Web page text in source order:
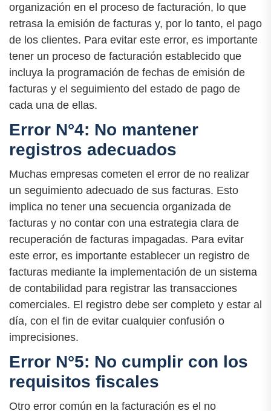
organización en el proceso de facturación, lo que
retrasa la emisión de facturas y, por lo tanto, el pago
de los clientes. Para evitar este error, es importante
tener un proceso de facturación establecido que
incluya la programación de fechas de emisión de
facturas y el seguimiento del estado de pago de
cada una de ellas.
Error N°4: No mantener
registros adecuados
Muchas empresas cometen el error de no realizar
un seguimiento adecuado de sus facturas. Esto
implica no tener una secuencia organizada de
facturas y no contar con una estrategia clara de
recuperación de facturas impagadas. Para evitar
este error, es importante establecer un registro de
facturas mediante la implementación de un sistema
de contabilidad para registrar las transacciones
comerciales. El registro debe ser completo y estar al
día, con el fin de evitar cualquier confusión o
imprecisiones.
Error N°5: No cumplir con los
requisitos fiscales
Otro error común en la facturación es el no